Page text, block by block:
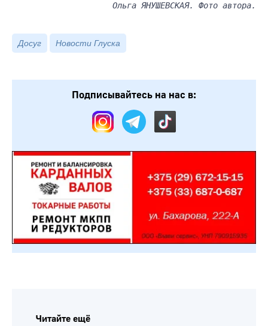
Ольга ЯНУШЕВСКАЯ. Фото автора.
Досуг Новости Глуска
Подписывайтесь на нас в:
Читайте ещё